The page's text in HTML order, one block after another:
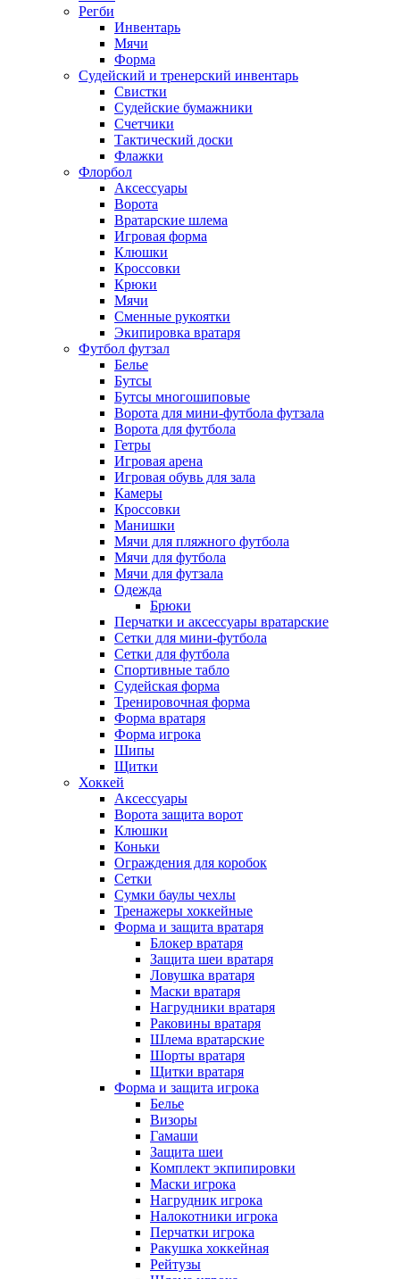
Регби
Инвентарь
Мячи
Форма
Судейский и тренерский инвентарь
Свистки
Судейские бумажники
Счетчики
Тактический доски
Флажки
Флорбол
Аксессуары
Ворота
Вратарские шлема
Игровая форма
Клюшки
Кроссовки
Крюки
Мячи
Сменные рукоятки
Экипировка вратаря
Футбол футзал
Белье
Бутсы
Бутсы многошиповые
Ворота для мини-футбола футзала
Ворота для футбола
Гетры
Игровая арена
Игровая обувь для зала
Камеры
Кроссовки
Манишки
Мячи для пляжного футбола
Мячи для футбола
Мячи для футзала
Одежда
Брюки
Перчатки и аксессуары вратарские
Сетки для мини-футбола
Сетки для футбола
Спортивные табло
Судейская форма
Тренировочная форма
Форма вратаря
Форма игрока
Шипы
Щитки
Хоккей
Аксессуары
Ворота защита ворот
Клюшки
Коньки
Ограждения для коробок
Сетки
Сумки баулы чехлы
Тренажеры хоккейные
Форма и защита вратаря
Блокер вратаря
Защита шеи вратаря
Ловушка вратаря
Маски вратаря
Нагрудники вратаря
Раковины вратаря
Шлема вратарские
Шорты вратаря
Щитки вратаря
Форма и защита игрока
Белье
Визоры
Гамаши
Защита шеи
Комплект экпипировки
Маски игрока
Нагрудник игрока
Налокотники игрока
Перчатки игрока
Ракушка хоккейная
Рейтузы